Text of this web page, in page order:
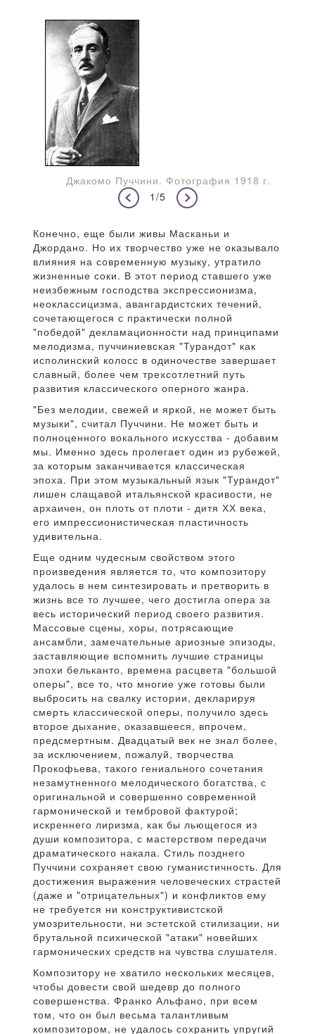
Джакомо Пуччини. Фотография 1918 г.
1/5
Конечно, еще были живы Масканьи и
Джордано. Но их творчество уже не оказывало
влияния на современную музыку, утратило
жизненные соки. В этот период ставшего уже
неизбежным господства экспрессионизма,
неоклассицизма, авангардистских течений,
сочетающегося с практически полной
"победой" декламационности над принципами
мелодизма, пуччиниевская "Турандот" как
исполинский колосс в одиночестве завершает
славный, более чем трехсотлетний путь
развития классического оперного жанра.
"Без мелодии, свежей и яркой, не может быть
музыки", считал Пуччини. Не может быть и
полноценного вокального искусства - добавим
мы. Именно здесь пролегает один из рубежей,
за которым заканчивается классическая
эпоха. При этом музыкальный язык "Турандот"
лишен слащавой итальянской красивости, не
архаичен, он плоть от плоти - дитя ХХ века,
его импрессионистическая пластичность
удивительна.
Еще одним чудесным свойством этого
произведения является то, что композитору
удалось в нем синтезировать и претворить в
жизнь все то лучшее, чего достигла опера за
весь исторический период своего развития.
Массовые сцены, хоры, потрясающие
ансамбли, замечательные ариозные эпизоды,
заставляющие вспомнить лучшие страницы
эпохи бельканто, времена расцвета "большой
оперы", все то, что многие уже готовы были
выбросить на свалку истории, декларируя
смерть классической оперы, получило здесь
второе дыхание, оказавшееся, впрочем,
предсмертным. Двадцатый век не знал более,
за исключением, пожалуй, творчества
Прокофьева, такого гениального сочетания
незамутненного мелодического богатства, с
оригинальной и совершенно современной
гармонической и тембровой фактурой;
искреннего лиризма, как бы льющегося из
души композитора, с мастерством передачи
драматического накала. Стиль позднего
Пуччини сохраняет свою гуманистичность. Для
достижения выражения человеческих страстей
(даже и "отрицательных") и конфликтов ему
не требуется ни конструктивистской
умозрительности, ни эстетской стилизации, ни
брутальной психической "атаки" новейших
гармонических средств на чувства слушателя.
Композитору не хватило нескольких месяцев,
чтобы довести свой шедевр до полного
совершенства. Франко Альфано, при всем
том, что он был весьма талантливым
композитором, не удалось сохранить упругий